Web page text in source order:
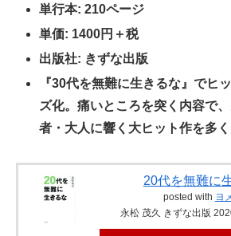
単行本: 210ページ
単価: 1400円＋税
出版社: きずな出版
『30代を無難に生きるな』でヒ
ズ化。痛いところを突く内容で
者・大人に響く大ヒット作を多く
20代を無難に
posted with ヨ
永松 茂久 きずな出版